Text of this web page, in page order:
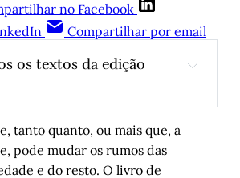
no Facebook
Compartilhar por email
os textos da edição
do livro, a demora do idioma, por
Darde
– Parte V , por Arthur de
tanto quanto, ou mais que, a
pode mudar os rumos das
e do resto. O livro de